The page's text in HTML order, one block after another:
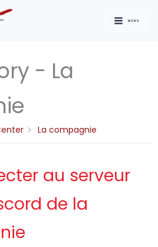
MENU
- La
La compagnie
au serveur
de la